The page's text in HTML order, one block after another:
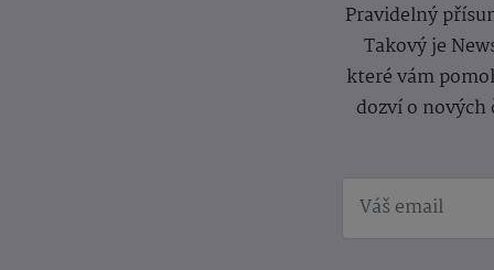
Pravidelný
Takový je
které vám
dozví o